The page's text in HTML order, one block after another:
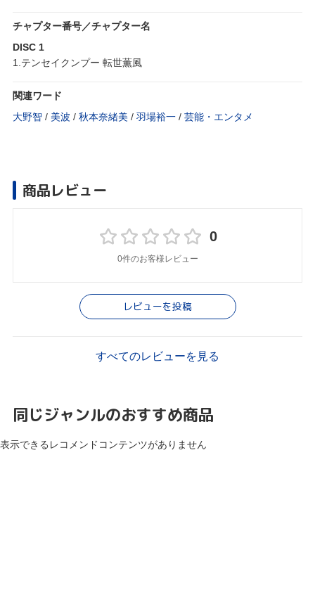
チャプター番号／チャプター名
DISC 1
1.テンセイクンプー 転世薫風
関連ワード
大野智 / 美波 / 秋本奈緒美 / 羽場裕一 / 芸能・エンタメ
商品レビュー
0
0件のお客様レビュー
レビューを投稿
すべてのレビューを見る
同じジャンルのおすすめ商品
表示できるレコメンドコンテンツがありません